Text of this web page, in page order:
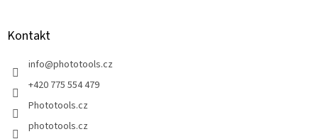
Kontakt
info@phototools.cz
+420 775 554 479
Phototools.cz
phototools.cz